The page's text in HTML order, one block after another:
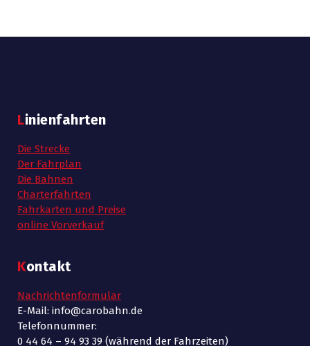
Linienfahrten
Die Strecke
Der Fahrplan
Die Bahnen
Charterfahrten
Fahrkarten und Preise
online Vorverkauf
Kontakt
Nachrichtenformular
E-Mail: info@carobahn.de
Telefonnummer:
0 44 64 – 94 93 39 (während der Fahrzeiten)